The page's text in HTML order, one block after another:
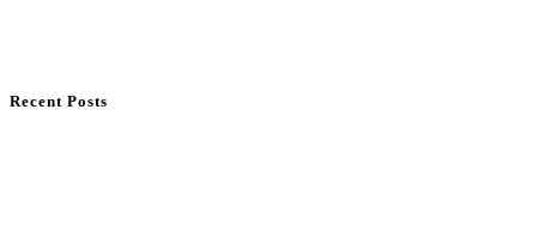
Recent Posts